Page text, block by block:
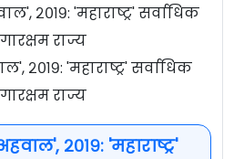
२०१९: 'महाराष्ट्र' सर्वाधिक
राज्य
२०१९: 'महाराष्ट्र'